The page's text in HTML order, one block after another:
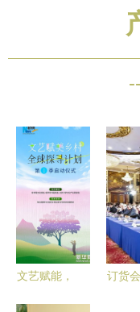
文艺赋能，
订货